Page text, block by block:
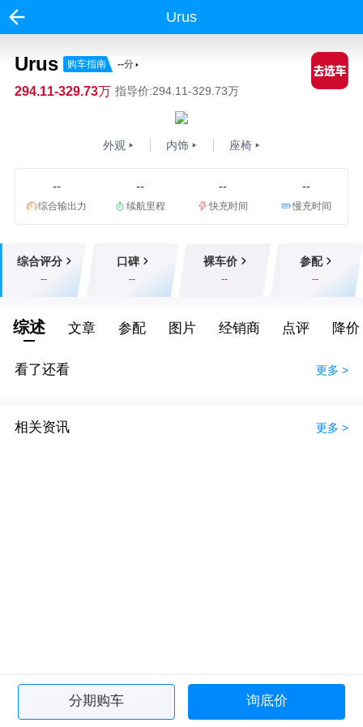
Urus
Urus 购车指南 --分
294.11-329.73万 指导价:294.11-329.73万
外观 内饰 座椅
--
综合输出力
--
续航里程
--
快充时间
--
慢充时间
综合评分
--
口碑
--
裸车价
--
参配
--
综述 文章 参配 图片 经销商 点评 降价
看了还看 更多 >
相关资讯 更多 >
分期购车 询底价